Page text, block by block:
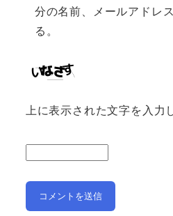
分の名前、メールアドレ
る。
上に表示された文字を入力